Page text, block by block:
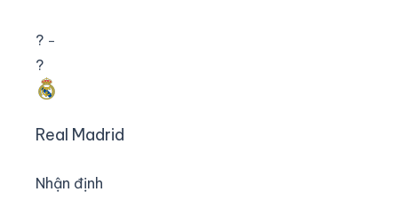
? –
?
Real Madrid
Nhận định